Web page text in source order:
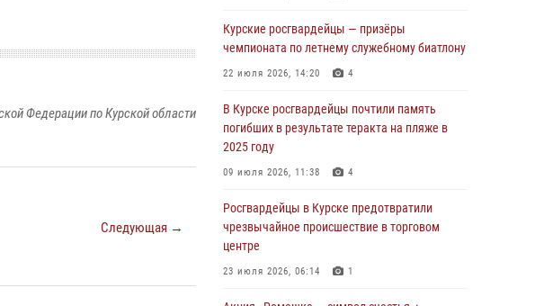
Федерации по Курской области
Следующая →
Курской области проверили 85 владельцев
оружия
04 августа 2026, 07:00
В Курской области росгвардейцы за
прошедшую неделю совершили 297 выездов
по сигналу «тревога»
03 августа 2026, 09:46
За прошедшую неделю росгвардейцы
Курской области проверили более 90
владельцев оружия
30 июля 2026, 07:00
Курские росгвардейцы — призёры
чемпионата по летнему служебному биатлону
22 июля 2026, 14:20 4
В Курске росгвардейцы почтили память
погибших в результате теракта на пляже в
2025 году
09 июля 2026, 11:38 4
Росгвардейцы в Курске предотвратили
чрезвычайное происшествие в торговом
центре
23 июля 2026, 06:14 1